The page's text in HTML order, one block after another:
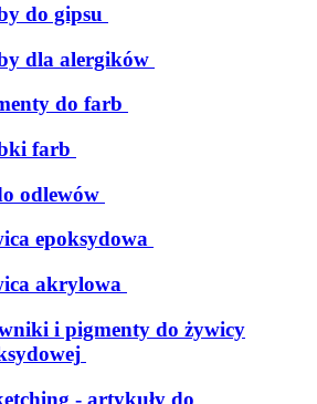
do gipsu
dla alergików
do farb
farb
odlewów
epoksydowa
akrylowa
i pigmenty do żywicy
- artykuły do